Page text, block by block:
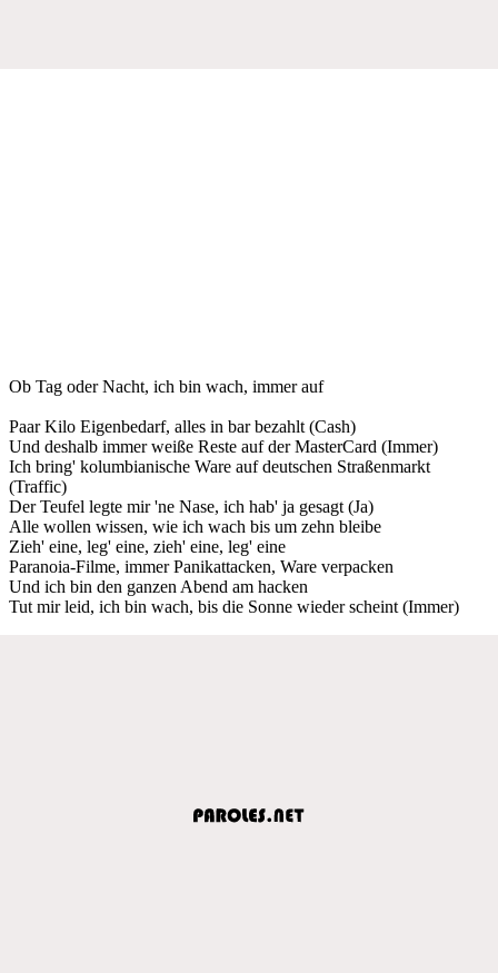
Ob Tag oder Nacht, ich bin wach, immer auf
Paar Kilo Eigenbedarf, alles in bar bezahlt (Cash)
Und deshalb immer weiße Reste auf der MasterCard (Immer)
Ich bring' kolumbianische Ware auf deutschen Straßenmarkt
(Traffic)
Der Teufel legte mir 'ne Nase, ich hab' ja gesagt (Ja)
Alle wollen wissen, wie ich wach bis um zehn bleibe
Zieh' eine, leg' eine, zieh' eine, leg' eine
Paranoia-Filme, immer Panikattacken, Ware verpacken
Und ich bin den ganzen Abend am hacken
Tut mir leid, ich bin wach, bis die Sonne wieder scheint (Immer)